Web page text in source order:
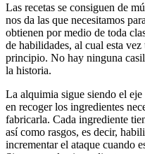
Las recetas se consiguen de
nos da las que necesitamos
obtienen por medio de toda
de habilidades, al cual esta
principio. No hay ninguna
la historia.
La alquimia sigue siendo el
en recoger los ingredientes
fabricarla. Cada ingrediente
así como rasgos, es decir,
incrementar el ataque cuando